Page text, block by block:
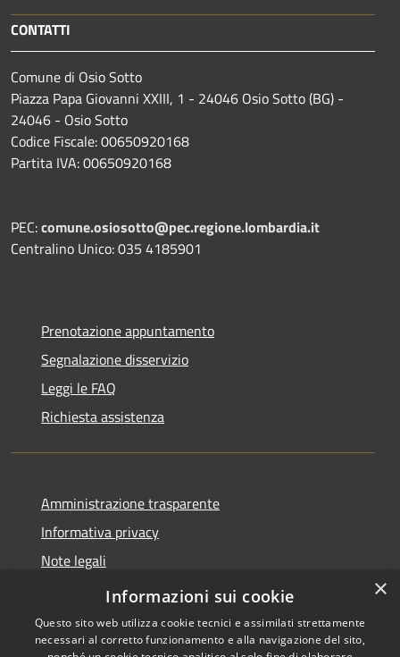
CONTATTI
Comune di Osio Sotto
Piazza Papa Giovanni XXIII, 1 - 24046 Osio Sotto (BG) -
24046 - Osio Sotto
Codice Fiscale: 00650920168
Partita IVA: 00650920168
PEC:comune.osiosotto@pec.regione.lombardia.it
Centralino Unico: 035 4185901
Prenotazione appuntamento
Segnalazione disservizio
Leggi le FAQ
Richiesta assistenza
Amministrazione trasparente
Informativa privacy
Note legali
Dichiarazione di accessibilità 2025
×
Informazioni sui cookie
Questo sito web utilizza cookie tecnici e assimilati strettamente
necessari al corretto funzionamento e alla navigazione del sito,